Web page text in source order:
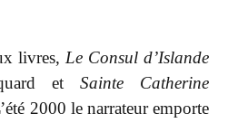
livres, Le Consul d’Islande
et Sainte Catherine
2000 le narrateur emporte